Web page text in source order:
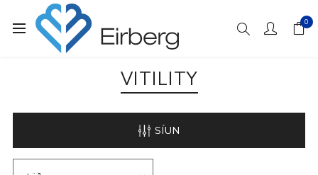
0
VITILITY
SÍUN